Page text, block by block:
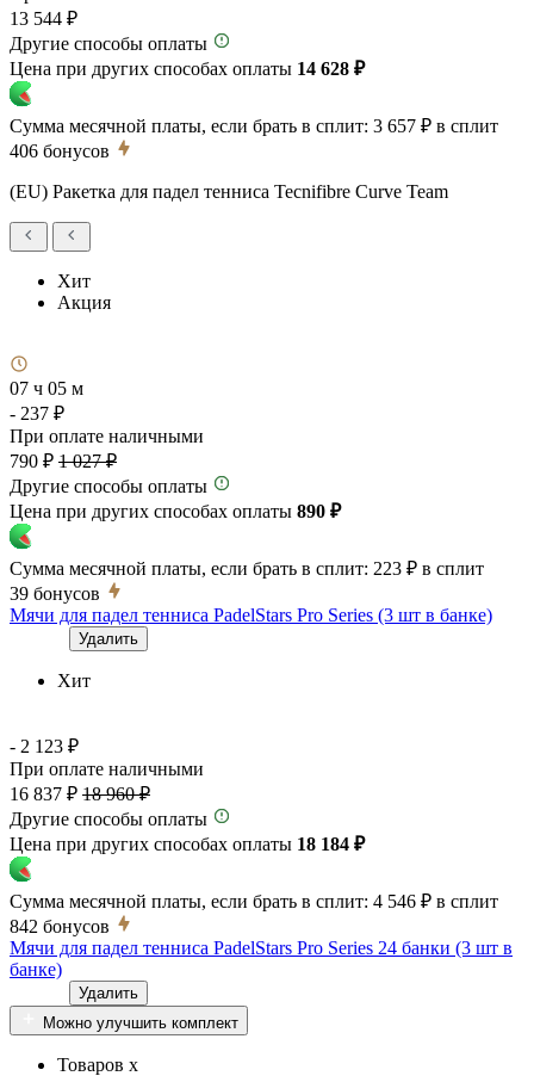
13 544 ₽
Другие способы оплаты
Цена при других способах оплаты 14 628 ₽
Сумма месячной платы, если брать в сплит: 3 657 ₽ в сплит
406 бонусов
(EU) Ракетка для падел тенниса Tecnifibre Curve Team
Хит
Акция
07 ч 05 м
- 237 ₽
При оплате наличными
790 ₽ 1 027 ₽
Другие способы оплаты
Цена при других способах оплаты 890 ₽
Сумма месячной платы, если брать в сплит: 223 ₽ в сплит
39 бонусов
Мячи для падел тенниса PadelStars Pro Series (3 шт в банке)
Удалить
Хит
- 2 123 ₽
При оплате наличными
16 837 ₽ 18 960 ₽
Другие способы оплаты
Цена при других способах оплаты 18 184 ₽
Сумма месячной платы, если брать в сплит: 4 546 ₽ в сплит
842 бонусов
Мячи для падел тенниса PadelStars Pro Series 24 банки (3 шт в
банке)
Удалить
Можно улучшить комплект
Товаров x